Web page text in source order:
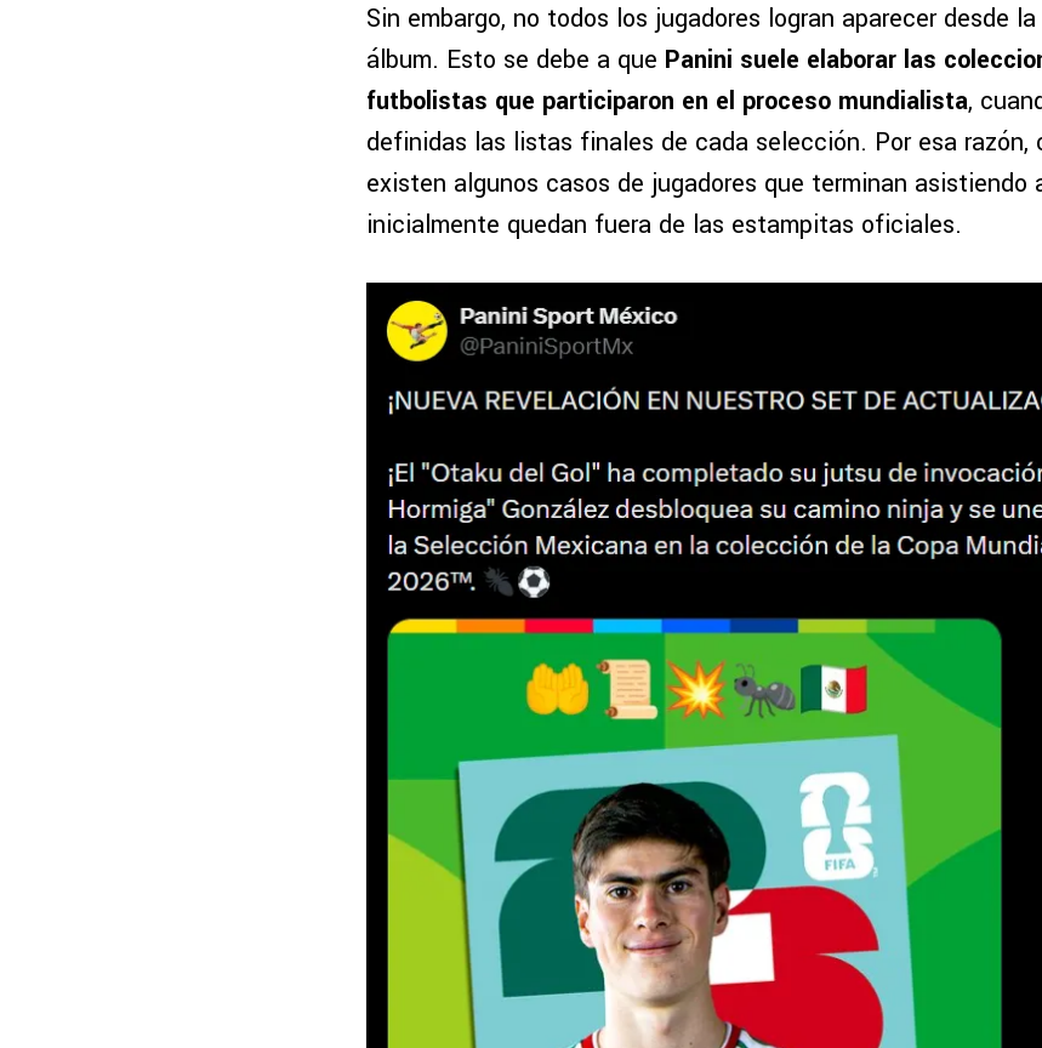
Sin embargo, no todos los jugadores logran aparecer desde
álbum. Esto se debe a que Panini suele elaborar las
futbolistas que participaron en el proceso mundialista,
definidas las listas finales de cada selección. Por esa razón,
existen algunos casos de jugadores que terminan asistiendo
inicialmente quedan fuera de las estampitas oficiales.